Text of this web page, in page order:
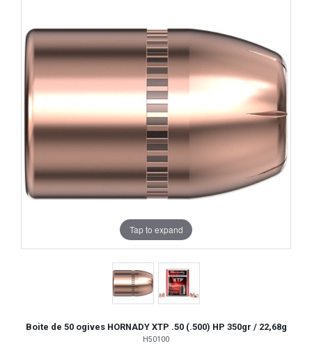
Tap to expand
Boite de 50 ogives HORNADY XTP .50 (.500) HP 350gr / 22,68g
H50100